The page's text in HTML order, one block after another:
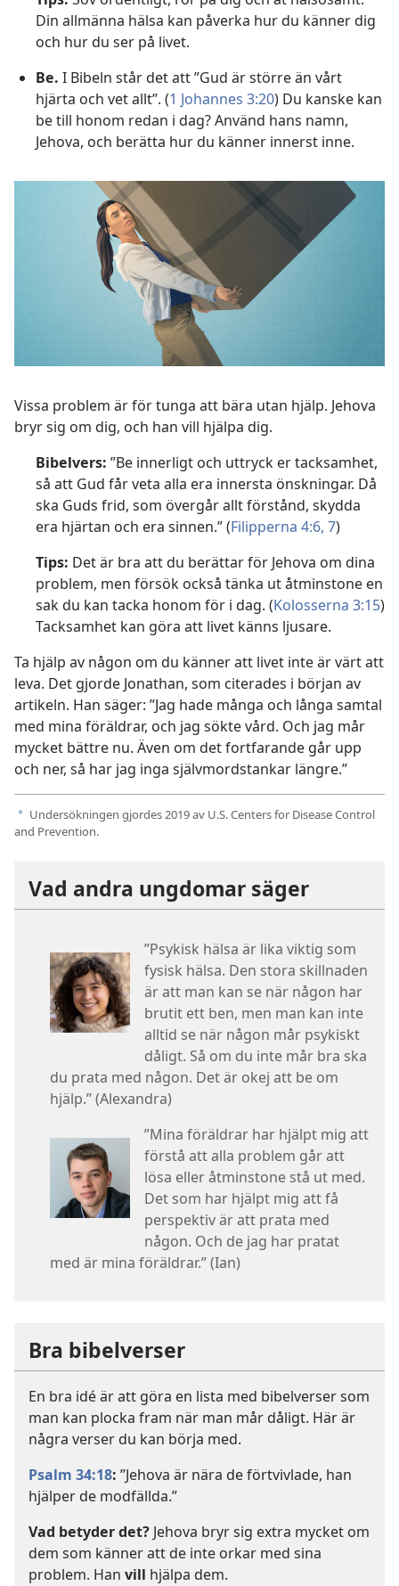
Din allmänna hälsa kan påverka hur du känner dig
och hur du ser på livet.
Be. I Bibeln står det att ”Gud är större än vårt
hjärta och vet allt”. (1 Johannes 3:20) Du kanske kan
be till honom redan i dag? Använd hans namn,
Jehova, och berätta hur du känner innerst inne.
Vissa problem är för tunga att bära utan hjälp. Jehova
bryr sig om dig, och han vill hjälpa dig.
Bibelvers: ”Be innerligt och uttryck er tacksamhet,
så att Gud får veta alla era innersta önskningar. Då
ska Guds frid, som övergår allt förstånd, skydda
era hjärtan och era sinnen.” (Filipperna 4:6, 7)
Tips: Det är bra att du berättar för Jehova om dina
problem, men försök också tänka ut åtminstone en
sak du kan tacka honom för i dag. (Kolosserna 3:15)
Tacksamhet kan göra att livet känns ljusare.
Ta hjälp av någon om du känner att livet inte är värt att
leva. Det gjorde Jonathan, som citerades i början av
artikeln. Han säger: ”Jag hade många och långa samtal
med mina föräldrar, och jag sökte vård. Och jag mår
mycket bättre nu. Även om det fortfarande går upp
och ner, så har jag inga självmordstankar längre.”
a Undersökningen gjordes 2019 av U.S. Centers for Disease Control
and Prevention.
Vad andra ungdomar säger
”Psykisk hälsa är lika viktig som
fysisk hälsa. Den stora skillnaden
är att man kan se när någon har
brutit ett ben, men man kan inte
alltid se när någon mår psykiskt
dåligt. Så om du inte mår bra ska
du prata med någon. Det är okej att be om
hjälp.” (Alexandra)
”Mina föräldrar har hjälpt mig att
förstå att alla problem går att
lösa eller åtminstone stå ut med.
Det som har hjälpt mig att få
perspektiv är att prata med
någon. Och de jag har pratat
med är mina föräldrar.” (Ian)
Bra bibelverser
En bra idé är att göra en lista med bibelverser som
man kan plocka fram när man mår dåligt. Här är
några verser du kan börja med.
Psalm 34:18: ”Jehova är nära de förtvivlade, han
hjälper de modfällda.”
Vad betyder det? Jehova bryr sig extra mycket om
dem som känner att de inte orkar med sina
problem. Han vill hjälpa dem.